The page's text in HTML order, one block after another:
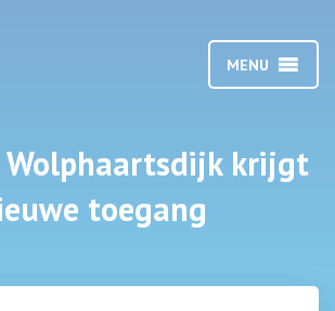
MENU
Wolphaartsdijk krijgt
toegang